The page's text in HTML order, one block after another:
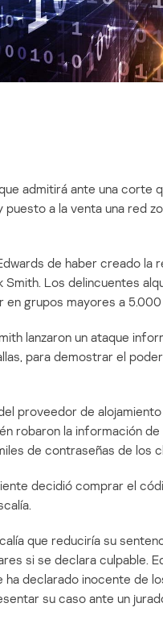
admitirá ante una corte
a la venta una red
de haber creado la
Los delincuentes
en grupos mayores a
lanzaron un ataque
para demostrar el
proveedor de
robaron la información
de contraseñas de los
decidió comprar el
que reduciría su
si se declara culpable.
ha declarado inocente de
su caso ante un